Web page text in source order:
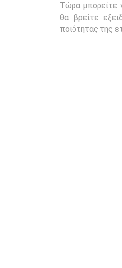
Τώρα μπορείτε
θα βρείτε
ποιότητας της